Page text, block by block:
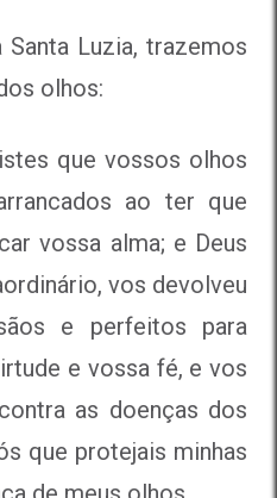
Luzia, trazemos
olhos:
que vossos olhos
ao ter que
vossa alma; e Deus
vos devolveu
e perfeitos para
e vossa fé, e vos
as doenças dos
que protejais minhas